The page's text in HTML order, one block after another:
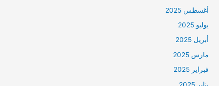
أغسطس 2025
يوليو 2025
أبريل 2025
مارس 2025
فبراير 2025
يناير 2025